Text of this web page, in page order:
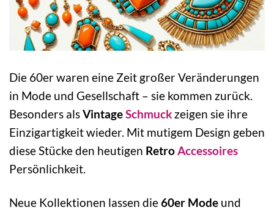
Die 60er waren eine Zeit großer Veränderungen
in Mode und Gesellschaft – sie kommen zurück.
Besonders alsVintageSchmuck zeigen sie ihre
Einzigartigkeit wieder. Mit mutigem Design geben
diese Stücke den heutigen RetroAccessoires
Persönlichkeit.
Neue Kollektionen lassen die60er Mode und